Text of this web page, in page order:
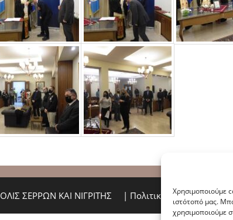
Χρησιμοποιούμε
ιστότοπό μας.
χρησιμοποιούμε
ΣΕΡΡΩΝ ΚΑΙ ΝΙΓΡΙΤΗΣ | Πολιτική Απορρήτου|